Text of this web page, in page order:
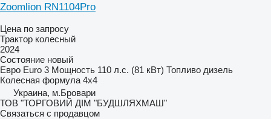
Zoomlion RN1104Pro
Цена по запросу
Трактор колесный
2024
Состояние новый
Евро Euro 3 Мощность 110 л.с. (81 кВт) Топливо дизель
Колесная формула 4x4
Украина, м.Бровари
ТОВ "ТОРГОВИЙ ДІМ "БУДШЛЯХМАШ"
Связаться с продавцом